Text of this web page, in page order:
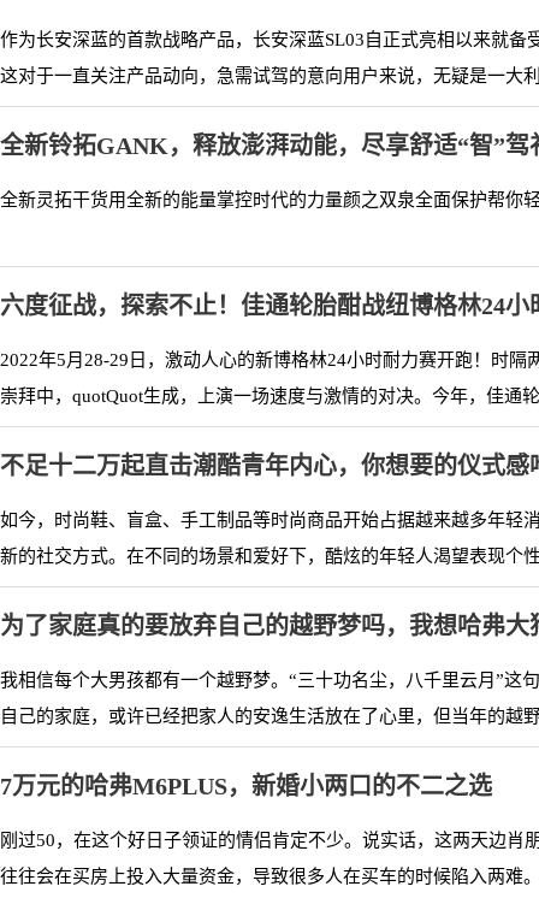
作为长安深蓝的首款战略产品，长安深蓝SL03自正式亮相以来就
这对于一直关注产品动向，急需试驾的意向用户来说，无疑是一大
全新铃拓GANK，释放澎湃动能，尽享舒适“智”驾
全新灵拓干货用全新的能量掌控时代的力量颜之双泉全面保护帮你
六度征战，探索不止！佳通轮胎酣战纽博格林24小
2022年5月28-29日，激动人心的新博格林24小时耐力赛开跑！时
崇拜中，quotQuot生成，上演一场速度与激情的对决。今年，佳通
不足十二万起直击潮酷青年内心，你想要的仪式感
如今，时尚鞋、盲盒、手工制品等时尚商品开始占据越来越多年
新的社交方式。在不同的场景和爱好下，酷炫的年轻人渴望表现个
为了家庭真的要放弃自己的越野梦吗，我想哈弗大
我相信每个大男孩都有一个越野梦。“三十功名尘，八千里云月”
自己的家庭，或许已经把家人的安逸生活放在了心里，但当年的越
7万元的哈弗M6PLUS，新婚小两口的不二之选
刚过50，在这个好日子领证的情侣肯定不少。说实话，这两天边
往往会在买房上投入大量资金，导致很多人在买车的时候陷入两难